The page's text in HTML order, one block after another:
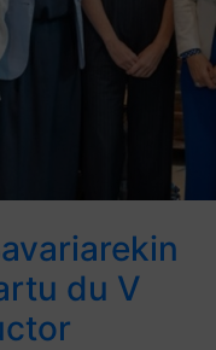
du V